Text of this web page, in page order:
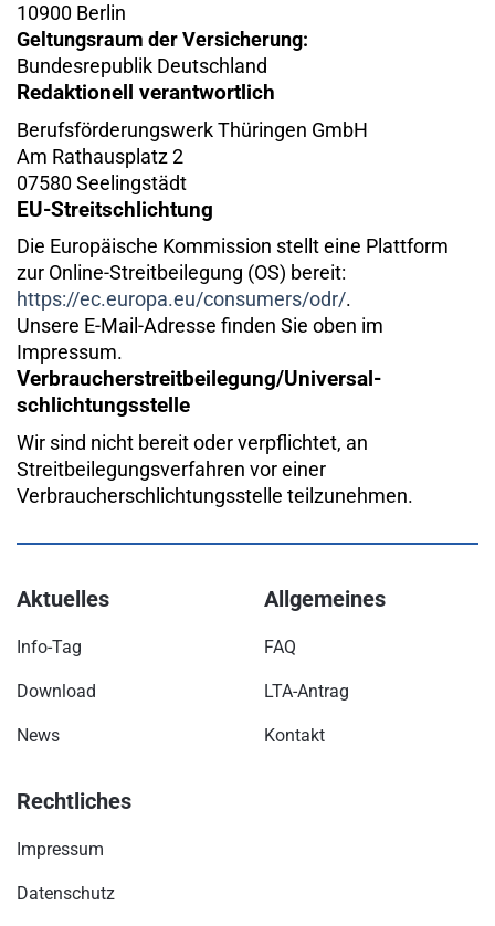
10900 Berlin
Geltungsraum der Versicherung:
Bundesrepublik Deutschland
Redaktionell verantwortlich
Berufsförderungswerk Thüringen GmbH
Am Rathausplatz 2
07580 Seelingstädt
EU-Streitschlichtung
Die Europäische Kommission stellt eine Plattform
zur Online-Streitbeilegung (OS) bereit:
https://ec.europa.eu/consumers/odr/.
Unsere E-Mail-Adresse finden Sie oben im
Impressum.
Verbraucher­streit­beilegung/Universal­
schlichtungs­stelle
Wir sind nicht bereit oder verpflichtet, an
Streitbeilegungsverfahren vor einer
Verbraucherschlichtungsstelle teilzunehmen.
Aktuelles
Info-Tag
Download
News
Allgemeines
FAQ
LTA-Antrag
Kontakt
Rechtliches
Impressum
Datenschutz